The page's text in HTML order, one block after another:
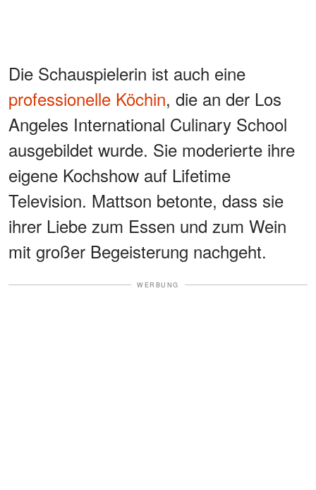
Die Schauspielerin ist auch eine
professionelle Köchin, die an der Los
Angeles International Culinary School
ausgebildet wurde. Sie moderierte ihre
eigene Kochshow auf Lifetime
Television. Mattson betonte, dass sie
ihrer Liebe zum Essen und zum Wein
mit großer Begeisterung nachgeht.
WERBUNG